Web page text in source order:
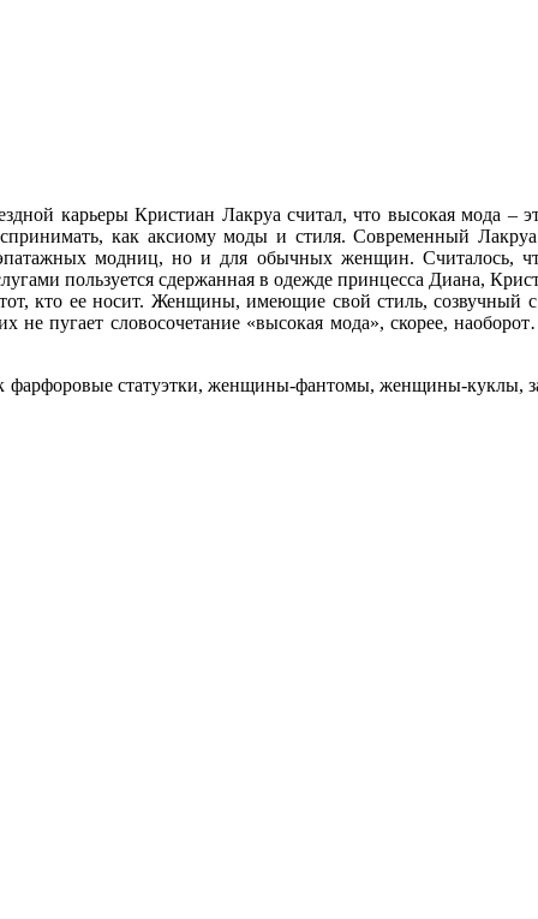
карьеры Кристиан Лакруа считал, что высокая мода
как аксиому моды и стиля. Современный
модниц, но и для обычных женщин. Считалось,
пользуется сдержанная в одежде принцесса Диана,
кто ее носит. Женщины, имеющие свой стиль, созвучный
пугает словосочетание «высокая мода», скорее,
статуэтки, женщины-фантомы, женщины-куклы,